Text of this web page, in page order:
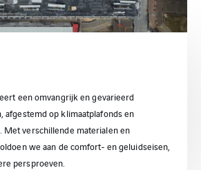
een omvangrijk en gevarieerd
afgestemd op klimaatplafonds en
Met verschillende materialen en
we aan de comfort- en geluidseisen,
persproeven.